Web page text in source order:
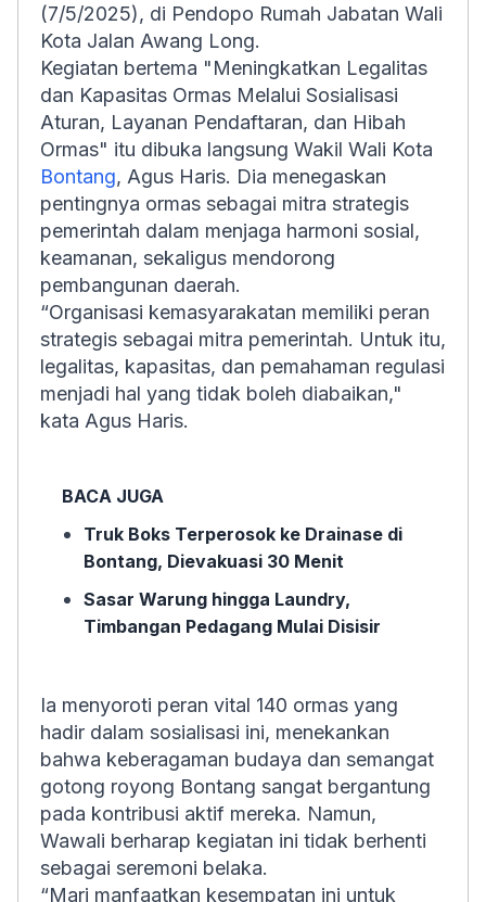
(7/5/2025), di Pendopo Rumah Jabatan Wali
Kota Jalan Awang Long.
Kegiatan bertema "Meningkatkan Legalitas
dan Kapasitas Ormas Melalui Sosialisasi
Aturan, Layanan Pendaftaran, dan Hibah
Ormas" itu dibuka langsung Wakil Wali Kota
Bontang, Agus Haris. Dia menegaskan
pentingnya ormas sebagai mitra strategis
pemerintah dalam menjaga harmoni sosial,
keamanan, sekaligus mendorong
pembangunan daerah.
“Organisasi kemasyarakatan memiliki peran
strategis sebagai mitra pemerintah. Untuk itu,
legalitas, kapasitas, dan pemahaman regulasi
menjadi hal yang tidak boleh diabaikan,"
kata Agus Haris.
BACA JUGA
Truk Boks Terperosok ke Drainase di
Bontang, Dievakuasi 30 Menit
Sasar Warung hingga Laundry,
Timbangan Pedagang Mulai Disisir
Ia menyoroti peran vital 140 ormas yang
hadir dalam sosialisasi ini, menekankan
bahwa keberagaman budaya dan semangat
gotong royong Bontang sangat bergantung
pada kontribusi aktif mereka. Namun,
Wawali berharap kegiatan ini tidak berhenti
sebagai seremoni belaka.
“Mari manfaatkan kesempatan ini untuk